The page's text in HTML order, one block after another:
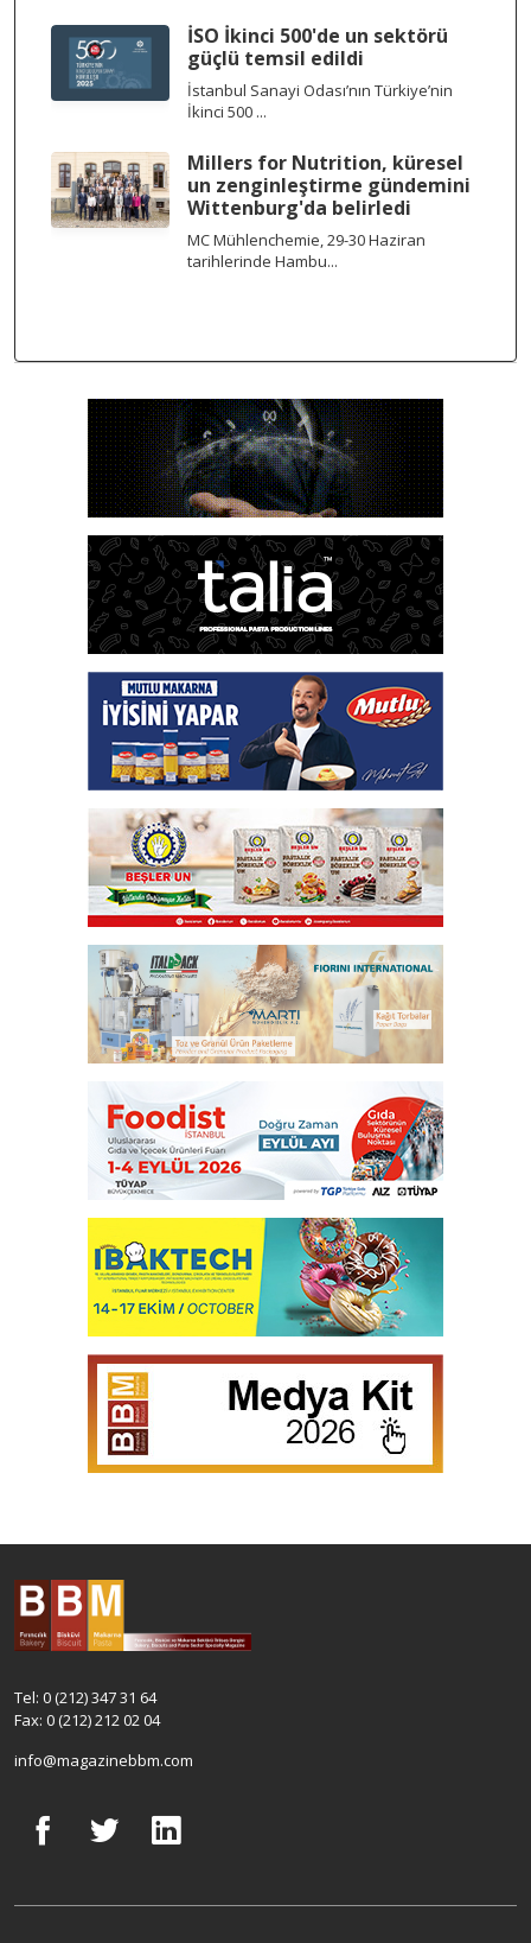
İSO İkinci 500'de un sektörü
güçlü temsil edildi
İstanbul Sanayi Odası’nın Türkiye’nin
İkinci 500 ...
Millers for Nutrition, küresel
un zenginleştirme gündemini
Wittenburg'da belirledi
MC Mühlenchemie, 29-30 Haziran
tarihlerinde Hambu...
Tel: 0 (212) 347 31 64
Fax: 0 (212) 212 02 04
info@magazinebbm.com